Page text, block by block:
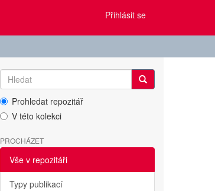
Přihlásit se
Prohledat repozitář
V této kolekci
PROCHÁZET
Vše v repozitáři
Typy publikací